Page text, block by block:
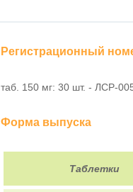
Регистрационный
таб. 150 мг: 30 шт. - ЛСР-
Форма выпуска
Таблетки